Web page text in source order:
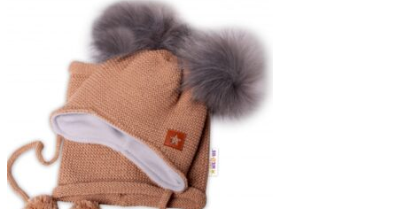
variants.
chosen
on
the
product
page